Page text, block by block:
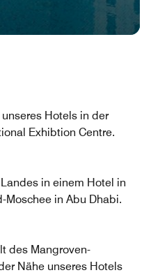
Hotels in der
Exhibtion Centre.
in einem Hotel in
Moschee in Abu Dhabi.
des Mangroven-
Nähe unseres Hotels